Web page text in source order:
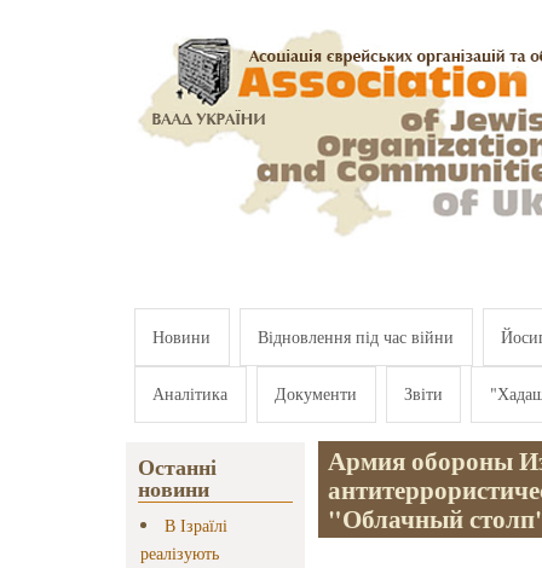
Новини Відновлення під час війни
Аналітика Документи Звіти
Останні
новини
В Ізраїлі
реалізують
Армия обороны
"Облачный